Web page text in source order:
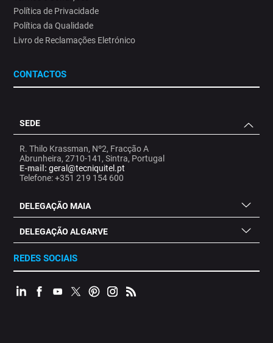
Política de Privacidade
Política da Qualidade
Livro de Reclamações Eletrónico
CONTACTOS
SEDE
R. Thilo Krassman, Nº2, Fracção A
Abrunheira, 2710-141, Sintra, Portugal
E-mail: geral@tecniquitel.pt
Telefone: +351 219 154 600
DELEGAÇÃO MAIA
DELEGAÇÃO ALGARVE
REDES SOCIAIS
. .